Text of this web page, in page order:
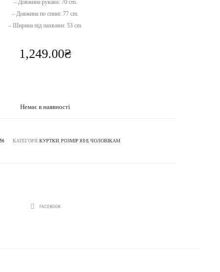
– Довжина рукава: 70 cm.
– Довжина по спині: 77 cm.
– Ширина під пахвами: 53 cm.
1,249.00₴
Немає в наявності
КАТЕГОРІЇ:КУРТКИ РОЗМІР XS-S ЧОЛОВІКАМ
SHAREFACEBOOK